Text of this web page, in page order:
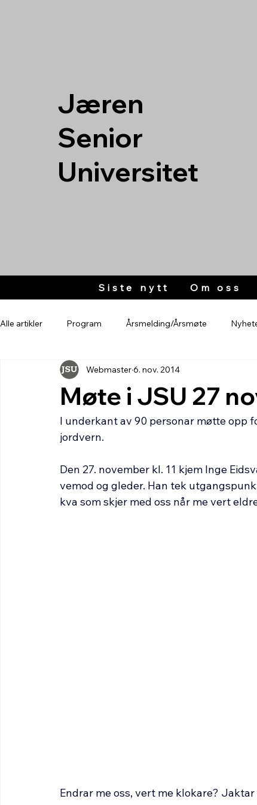
Jæren
Senior
Universitet
Siste nytt Om oss
Alle artikler Program Årsmelding/Årsmøte
Møte i JSU 27
Webmaster6. nov. 2014
I underkant av 90 personar møtte opp
jordvern.
Den 27. november kl. 11 kjem Inge
vemod og gleder. Han tek
kva som skjer med oss når me vert
Endrar me oss, vert me klokare?